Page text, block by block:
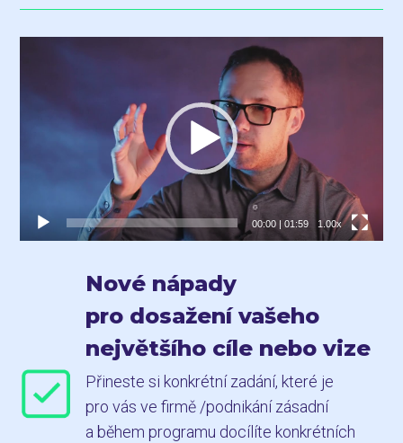
00:00| 01:59 1.00x
Nové nápady
pro dosažení vašeho
největšího cíle nebo vize
Přineste si konkrétní zadání, které je
pro vás ve firmě /podnikání zásadní
a během programu docílíte konkrétních